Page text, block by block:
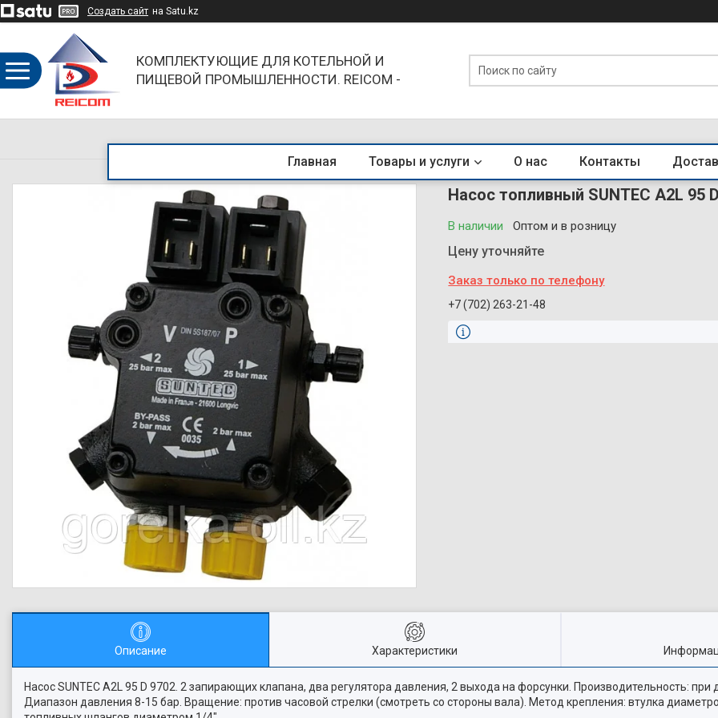
Создать сайт на Satu.kz
КОМПЛЕКТУЮЩИЕ ДЛЯ КОТЕЛЬНОЙ И
ПИЩЕВОЙ ПРОМЫШЛЕННОСТИ. REICOM -
Главная Товары и услуги О нас Контакты
Насос топливный SUNTEC A2L 95
В наличии Оптом и в розницу
Цену уточняйте
Заказ только по телефону
+7 (702) 263-21-48
Описание Характеристики
Насос SUNTEC A2L 95 D 9702. 2 запирающих клапана, два регулятора давления, 2 выхода на форсунки. Производительность: при
Диапазон давления 8-15 бар. Вращение: против часовой стрелки (смотреть со стороны вала). Метод крепления: втулка